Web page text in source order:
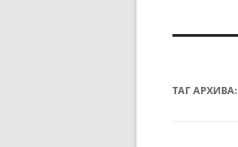
ТАГ АРХИВА: